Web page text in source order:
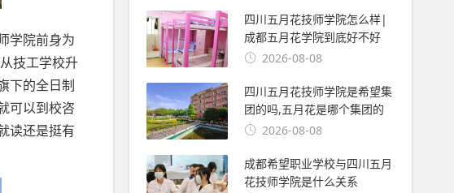
学院前身为
技工学校升
下的全日制
可以到校咨
读还是挺有
四川五月花技师学院怎么样|
成都五月花学院到底好不好
2026-08-08
四川五月花技师学院是希望集
团的吗,五月花是哪个集团的
2026-08-08
成都希望职业学校与四川五月
花技师学院是什么关系